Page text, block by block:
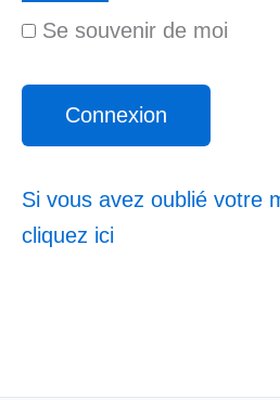
Se souvenir de moi
Si vous avez oublié votre
cliquez ici